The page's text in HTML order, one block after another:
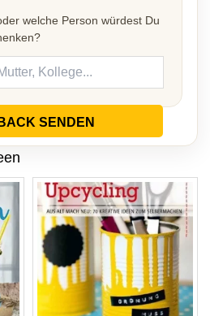
welche Person würdest Du
SENDEN